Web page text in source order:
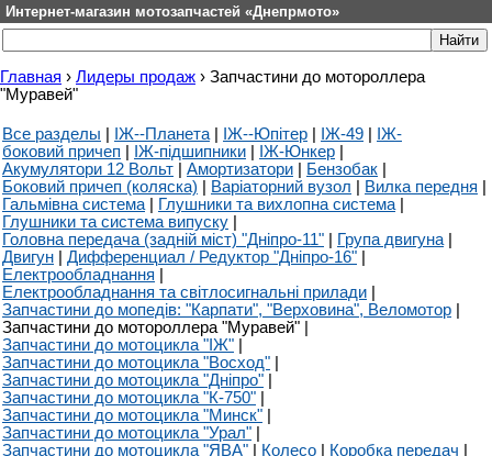
Интернет-магазин мотозапчастей «Днепрмото»
Главная › Лидеры продаж › Запчастини до мотороллера
"Муравей"
Все разделы ІЖ--Планета ІЖ--Юпітер ІЖ-49
ІЖ-
боковий причеп
ІЖ-підшипники ІЖ-Юнкер
Акумулятори 12 Вольт
Амортизатори Бензобак
Боковий причеп (коляска)
Варіаторний вузол Вилка передня
Гальмівна система
Глушники та вихлопна система
Глушники та система випуску
Головна передача (задній міст) "Дніпро-11"
Група двигуна
Двигун
Дифференциал / Редуктор "Дніпро-16"
Електрообладнання
Електрообладнання та світлосигнальні прилади
Запчастини до мопедів: "Карпати", "Верховина", Веломотор
Запчастини до мотороллера "Муравей"
Запчастини до мотоцикла "ІЖ"
Запчастини до мотоцикла "Восход"
Запчастини до мотоцикла "Дніпро"
Запчастини до мотоцикла "К-750"
Запчастини до мотоцикла "Минск"
Запчастини до мотоцикла "Урал"
Запчастини до мотоцикла "ЯВА"
Колесо Коробка передач